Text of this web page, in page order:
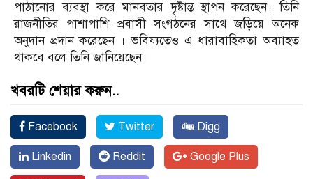
পাঠানোর ব্যবস্থা করে মানবতার দৃষ্টান্ত স্থাপন করেছেন। তিনি
রাজনীতির পাশাপাশি প্রবাসী সংগঠনের সাথে জড়িয়ে অনেক
অনুদান প্রদান করেছেন । ভবিষ্যতেও এ ধারাবাহিকতা অব্যাহত
থাকবে বলে তিনি জানিয়েছেন।
খবরটি শেয়ার করুন..
Facebook Twitter Digg
Linkedin Reddit Google Plus